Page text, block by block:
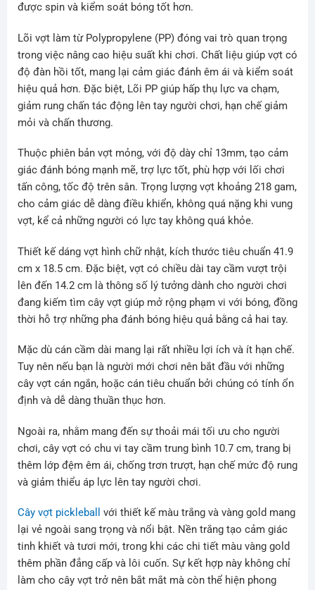
được spin và kiểm soát bóng tốt hơn.
Lõi vợt làm từ Polypropylene (PP) đóng vai trò quan trọng
trong việc nâng cao hiệu suất khi chơi. Chất liệu giúp vợt có
độ đàn hồi tốt, mang lại cảm giác đánh êm ái và kiểm soát
hiệu quả hơn. Đặc biệt, Lõi PP giúp hấp thụ lực va chạm,
giảm rung chấn tác động lên tay người chơi, hạn chế giảm
mỏi và chấn thương.
Thuộc phiên bản vợt mỏng, với độ dày chỉ 13mm, tạo cảm
giác đánh bóng mạnh mẽ, trợ lực tốt, phù hợp với lối chơi
tấn công, tốc độ trên sân. Trọng lượng vợt khoảng 218 gam,
cho cảm giác dễ dàng điều khiển, không quá nặng khi vung
vợt, kể cả những người có lực tay không quá khỏe.
Thiết kế dáng vợt hình chữ nhật, kích thước tiêu chuẩn 41.9
cm x 18.5 cm. Đặc biệt, vợt có chiều dài tay cầm vượt trội
lên đến 14.2 cm là thông số lý tưởng dành cho người chơi
đang kiếm tìm cây vợt giúp mở rộng phạm vi với bóng, đồng
thời hỗ trợ những pha đánh bóng hiệu quả bằng cả hai tay.
Mặc dù cán cầm dài mang lại rất nhiều lợi ích và ít hạn chế.
Tuy nên nếu bạn là người mới chơi nên bắt đầu với những
cây vợt cán ngắn, hoặc cán tiêu chuẩn bởi chúng có tính ổn
định và dễ dàng thuần thục hơn.
Ngoài ra, nhằm mang đến sự thoải mái tối ưu cho người
chơi, cây vợt có chu vi tay cầm trung bình 10.7 cm, trang bị
thêm lớp đệm êm ái, chống trơn trượt, hạn chế mức độ rung
và giảm thiểu áp lực lên tay người chơi.
Cây vợt pickleball
với thiết kế màu trắng và vàng gold mang
lại vẻ ngoài sang trọng và nổi bật. Nền trắng tạo cảm giác
tinh khiết và tươi mới, trong khi các chi tiết màu vàng gold
thêm phần đẳng cấp và lôi cuốn. Sự kết hợp này không chỉ
làm cho cây vợt trở nên bắt mắt mà còn thể hiện phong